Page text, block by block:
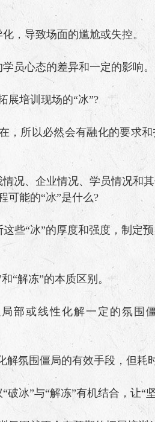
，导致场面的尴尬或失控
员心态的差异和一定的影
展培训现场的“冰”?
所以必然会有融化的要求和
、企业情况、学员情况和其
可能的“冰”是什么?
“冰”的厚度和强度，制定预
解冻”的本质区别。
或线性化解一定的氛围
氛围僵局的有效手段，但耗
冰”与“解冻”有机结合，